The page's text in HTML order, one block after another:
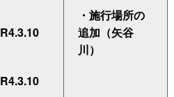
R4.3.10
R4.3.10
・施行場所の
追加（矢谷
川）